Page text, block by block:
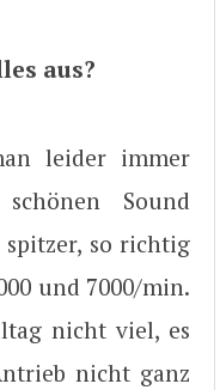
aus?
leider immer
Sound
so richtig
und 7000/min.
nicht viel, es
nicht ganz